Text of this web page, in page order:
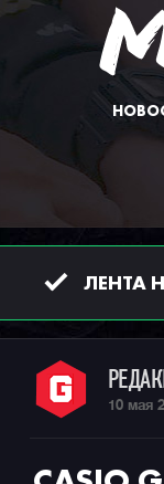
ЛЕНТА
10 мая